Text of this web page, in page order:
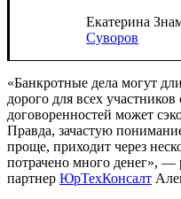
Екатерина
Суворов
«Банкротные дела могут
дорого для всех
договоренностей может
Правда, зачастую
проще, приходит через
потрачено много денег», —
партнер ЮрТехКонсалт